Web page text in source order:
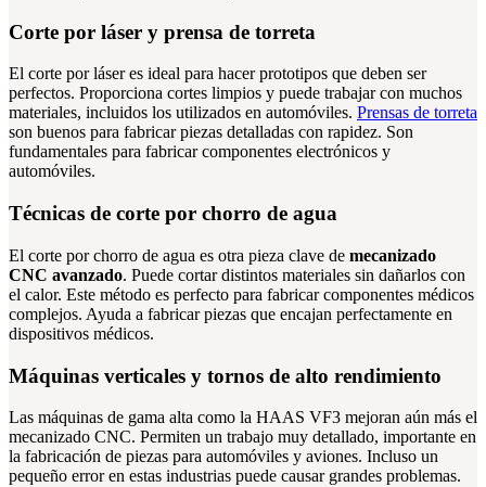
Corte por láser y prensa de torreta
El corte por láser es ideal para hacer prototipos que deben ser
perfectos. Proporciona cortes limpios y puede trabajar con muchos
materiales, incluidos los utilizados en automóviles. Prensas de torreta
son buenos para fabricar piezas detalladas con rapidez. Son
fundamentales para fabricar componentes electrónicos y
automóviles.
Técnicas de corte por chorro de agua
El corte por chorro de agua es otra pieza clave de mecanizado
CNC avanzado. Puede cortar distintos materiales sin dañarlos con
el calor. Este método es perfecto para fabricar componentes médicos
complejos. Ayuda a fabricar piezas que encajan perfectamente en
dispositivos médicos.
Máquinas verticales y tornos de alto rendimiento
Las máquinas de gama alta como la HAAS VF3 mejoran aún más el
mecanizado CNC. Permiten un trabajo muy detallado, importante en
la fabricación de piezas para automóviles y aviones. Incluso un
pequeño error en estas industrias puede causar grandes problemas.